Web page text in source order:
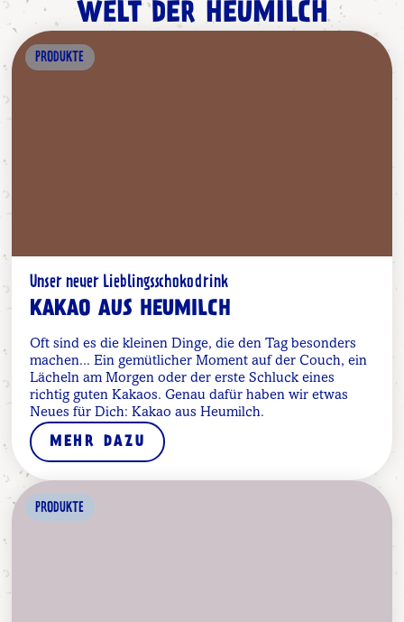
WELT DER HEUMILCH
PRODUKTE
Unser neuer Lieblingsschokodrink
KAKAO AUS HEUMILCH
Oft sind es die kleinen Dinge, die den Tag besonders
machen... Ein gemütlicher Moment auf der Couch, ein
Lächeln am Morgen oder der erste Schluck eines
richtig guten Kakaos. Genau dafür haben wir etwas
Neues für Dich: Kakao aus Heumilch.
MEHR DAZU
PRODUKTE